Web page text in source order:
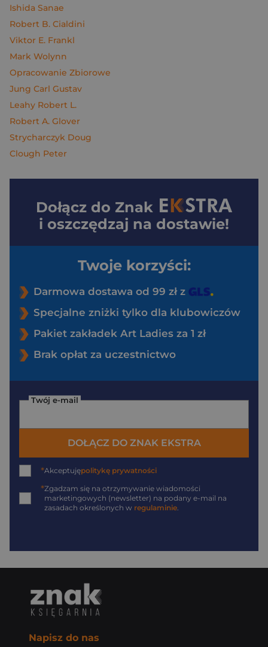
Ishida Sanae
Robert B. Cialdini
Viktor E. Frankl
Mark Wolynn
Opracowanie Zbiorowe
Jung Carl Gustav
Leahy Robert L.
Robert A. Glover
Strycharczyk Doug
Clough Peter
Dołącz do Znak
i oszczędzaj na dostawie!
Twoje korzyści:
Darmowa dostawa od 99 zł z
Specjalne zniżki tylko dla klubowiczów
Pakiet zakładek Art Ladies za 1 zł
Brak opłat za uczestnictwo
Twój e-mail
DOŁĄCZ DO ZNAK EKSTRA
*Akceptujępolitykę prywatności
*Zgadzam się na otrzymywanie wiadomości
marketingowych (newsletter) na podany e-mail na
zasadach określonych w regulaminie.
Napisz do nas